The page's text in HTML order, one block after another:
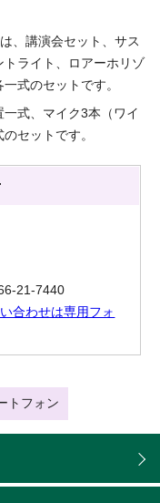
、講演会セット、サス
ライト、ロアーホリゾ
式のセットです。
式、マイク3本（ワイ
セットです。
21-7440
合わせは専用フォ
トフォン